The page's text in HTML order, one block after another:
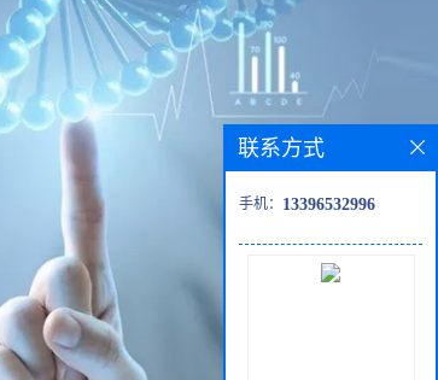
联系方式
手机： 13396532996